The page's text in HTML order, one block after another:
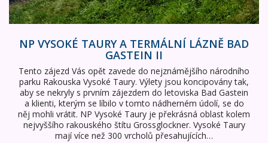
NP VYSOKÉ TAURY A TERMÁLNÍ LÁZNĚ BAD
GASTEIN II
Tento zájezd Vás opět zavede do nejznámějšího národního
parku Rakouska Vysoké Taury. Výlety jsou koncipovány tak,
aby se nekryly s prvním zájezdem do letoviska Bad Gastein
a klienti, kterým se líbilo v tomto nádherném údolí, se do
něj mohli vrátit. NP Vysoké Taury je překrásná oblast kolem
nejvyššího rakouského štítu Grossglockner. Vysoké Taury
mají více než 300 vrcholů přesahujících…